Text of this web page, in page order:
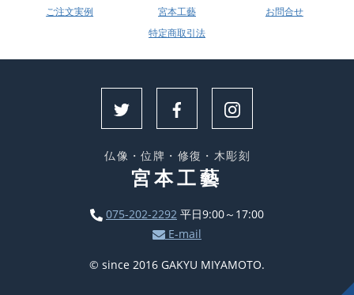
ご注文実例
宮本工藝
お問合せ
特定商取引法
仏像・位牌・修復・木彫刻
宮本工藝
075-202-2292 平日9:00～17:00
E-mail
© since 2016 GAKYU MIYAMOTO.